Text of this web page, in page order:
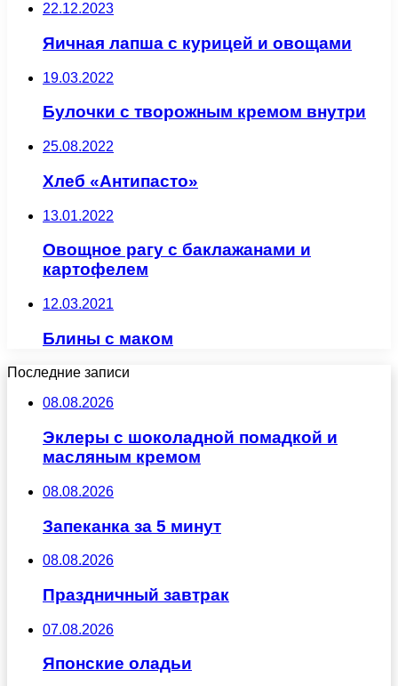
22.12.2023
Яичная лапша с курицей и овощами
19.03.2022
Булочки с творожным кремом внутри
25.08.2022
Хлеб «Антипасто»
13.01.2022
Овощное рагу с баклажанами и
картофелем
12.03.2021
Блины с маком
Последние записи
08.08.2026
Эклеры с шоколадной помадкой и
масляным кремом
08.08.2026
Запеканка за 5 минут
08.08.2026
Праздничный завтрак
07.08.2026
Японские оладьи